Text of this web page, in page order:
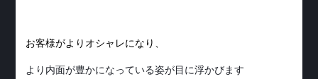
お客様がよりオシャレになり、
より内面が豊かになっている姿が目に浮かびます